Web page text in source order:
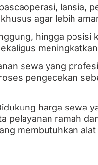
lansia,
agar lebih
hingga posisi
sewa yang
pengecekan
harga sewa
pelayanan ramah
membutuhkan